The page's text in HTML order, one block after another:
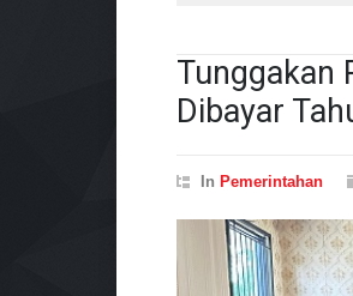
Tunggakan
Dibayar
In Pemerintahan